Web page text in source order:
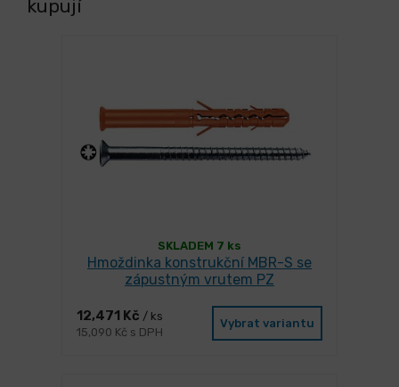
kupují
SKLADEM 7 ks
Hmoždinka konstrukční MBR-S se
zápustným vrutem PZ
12,471 Kč / ks
15,090 Kč s DPH
Vybrat variantu